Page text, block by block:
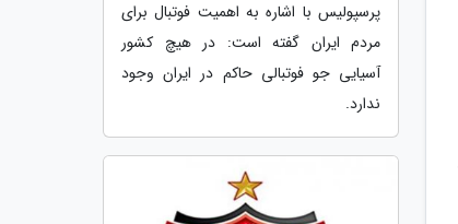
پرسپولیس با اشاره به اهمیت فوتبال برای
مردم ایران گفته است: در هیچ کشور
آسیایی جو فوتبالی حاکم در ایران وجود
ندارد.